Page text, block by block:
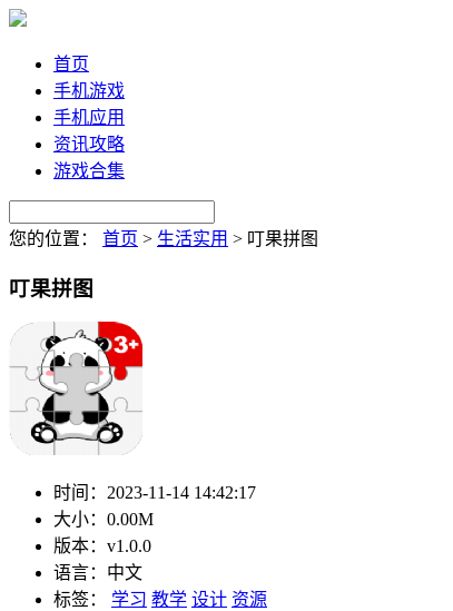
首页
手机游戏
手机应用
资讯攻略
游戏合集
您的位置： 首页 > 生活实用 > 叮果拼图
叮果拼图
时间： 2023-11-14 14:42:17
大小： 0.00M
版本： v1.0.0
语言： 中文
标签：
学习 教学 设计 资源